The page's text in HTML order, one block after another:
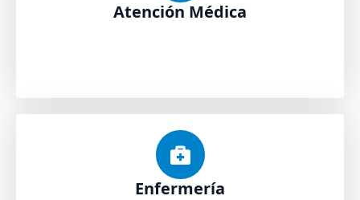
Atención Médica
Enfermería